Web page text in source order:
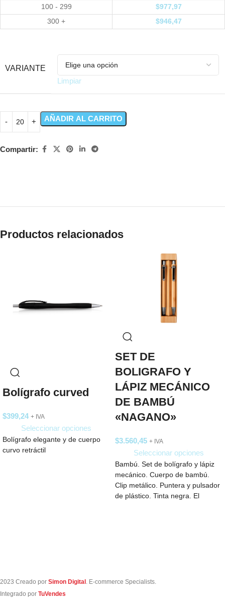
100 - 299
$977,97
300 +
$946,47
VARIANTE
Limpiar
AÑADIR AL CARRITO
Compartir:
Productos relacionados
Bolígrafo curved
$399,24 + IVA
Seleccionar opciones
Bolígrafo elegante y de cuerpo
curvo retráctil
SET DE
BOLIGRAFO Y
LÁPIZ MECÁNICO
DE BAMBÚ
«NAGANO»
$3.560,45 + IVA
Seleccionar opciones
Bambú. Set de bolígrafo y lápiz
mecánico. Cuerpo de bambú.
Clip metálico. Puntera y pulsador
de plástico. Tinta negra. El
2023 Creado por Simon Digital . E-commerce Specialists.
Integrado por TuVendes